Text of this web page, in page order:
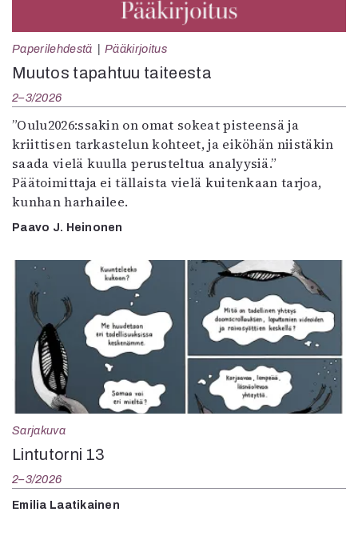
Paperilehdestä Pääkirjoitus
Muutos tapahtuu taiteesta
2–3/2026
”Oulu2026:ssakin on omat sokeat pisteensä ja
kriittisen tarkastelun kohteet, ja eiköhän niistäkin
saada vielä kuulla perusteltua analyysiä.”
Päätoimittaja ei tällaista vielä kuitenkaan tarjoa,
kunhan harhailee.
Paavo J. Heinonen
Sarjakuva
Lintutorni 13
2–3/2026
Emilia Laatikainen